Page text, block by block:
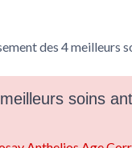
des 4 meilleurs
soins